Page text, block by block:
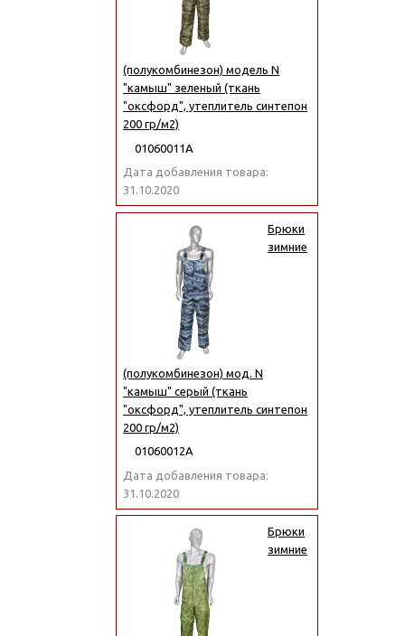
(полукомбинезон) модель N
"камыш" зеленый (ткань
"оксфорд", утеплитель синтепон
200 гр/м2)
01060011А
Дата добавления товара:
31.10.2020
Брюки
зимние
(полукомбинезон) мод. N
"камыш" серый (ткань
"оксфорд", утеплитель синтепон
200 гр/м2)
01060012А
Дата добавления товара:
31.10.2020
Брюки
зимние